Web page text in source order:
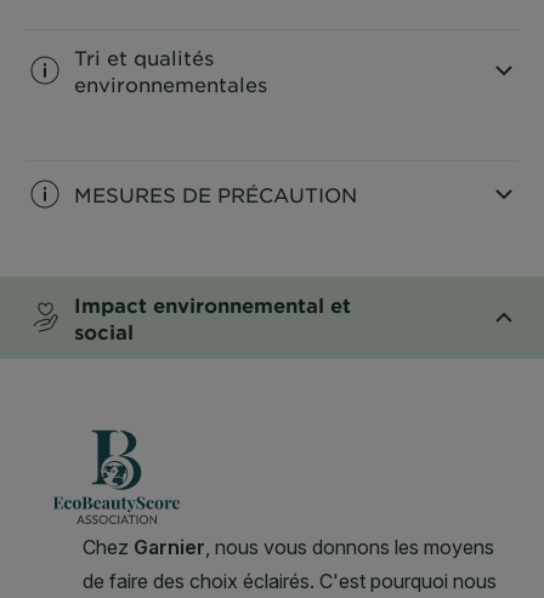
Tri et qualités
environnementales
MESURES DE PRÉCAUTION
Impact environnemental et
social